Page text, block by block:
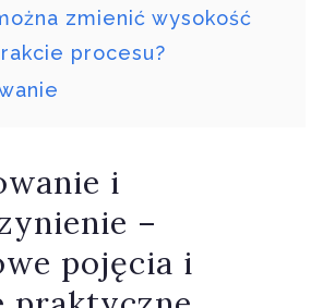
zmienić wysokość
procesu?
i
–
pojęcia i